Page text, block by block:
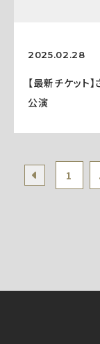
2025.02.28
【最新チケット
公演
1